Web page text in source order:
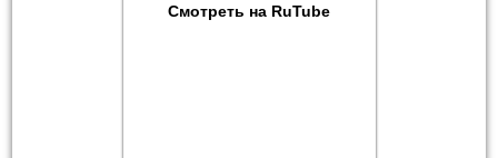
Смотреть на RuTube